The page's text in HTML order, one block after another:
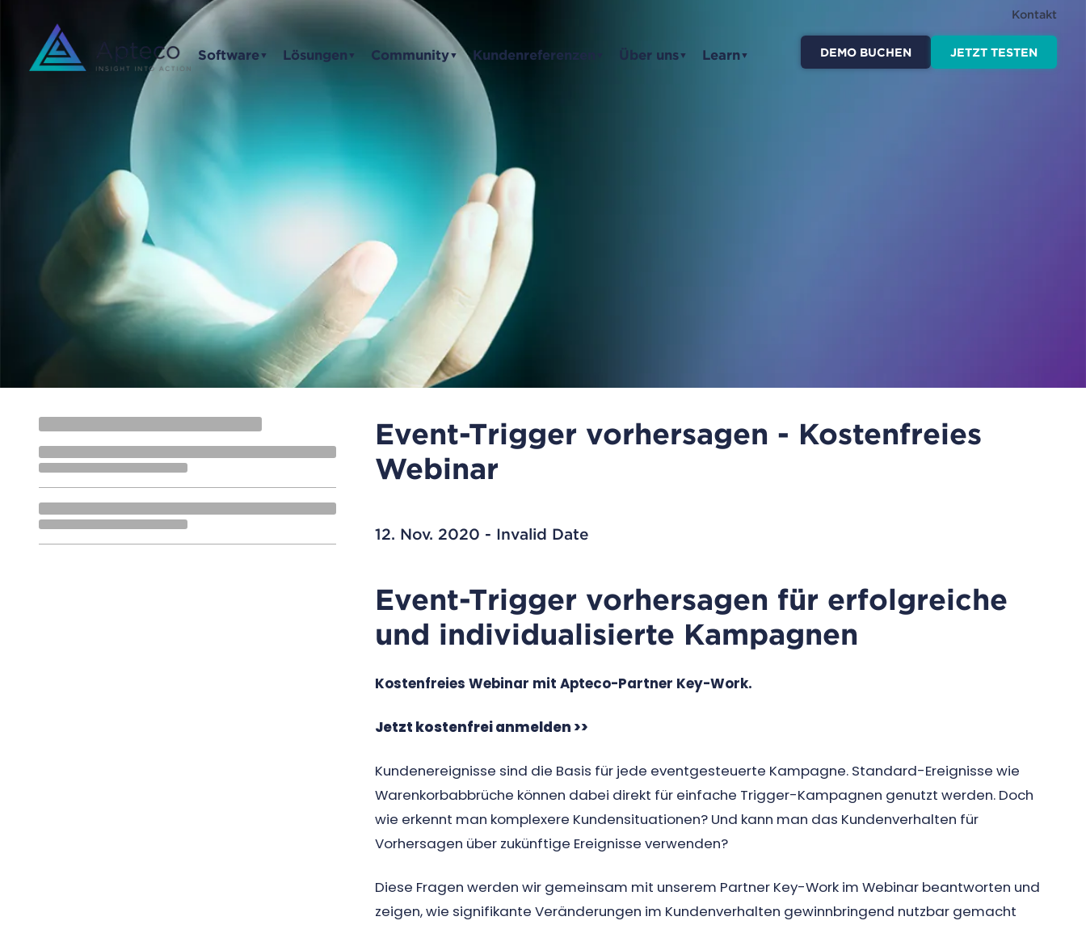
Kontakt
Software▼ Lösungen ▼ Community▼ Kundenreferenzen Über uns▼ Learn▼ DEMO BUCHEN JETZT TESTEN
Event-Trigger vorhersagen - Kostenfreies
Webinar
12. Nov. 2020 - Invalid Date
Event-Trigger vorhersagen für erfolgreiche
und individualisierte Kampagnen
Kostenfreies Webinar mit Apteco-Partner Key-Work.
Jetzt kostenfrei anmelden >>
Kundenereignisse sind die Basis für jede eventgesteuerte Kampagne. Standard-Ereignisse wie
Warenkorbabbrüche können dabei direkt für einfache Trigger-Kampagnen genutzt werden. Doch
wie erkennt man komplexere Kundensituationen? Und kann man das Kundenverhalten für
Vorhersagen über zukünftige Ereignisse verwenden?
Diese Fragen werden wir gemeinsam mit unserem Partner Key-Work im Webinar beantworten und
zeigen, wie signifikante Veränderungen im Kundenverhalten gewinnbringend nutzbar gemacht